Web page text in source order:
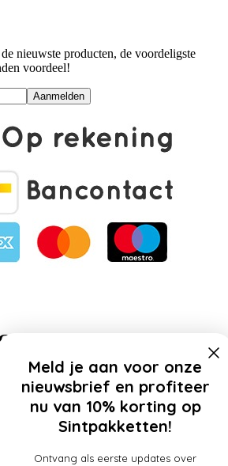
nieuwste producten, de voordeligste
voordeel!
Aanmelden
van cookies. Zo gebruiken wij
de website functioneel te houden.
om het verkeer op onze website te
te personaliseren. Op deze manier
op onze website.
lees je meer over de specifieke
Meld je aan voor onze
nieuwsbrief en profiteer
nu van 10% korting op
Sintpakketten!
Ontvang als eerste updates over